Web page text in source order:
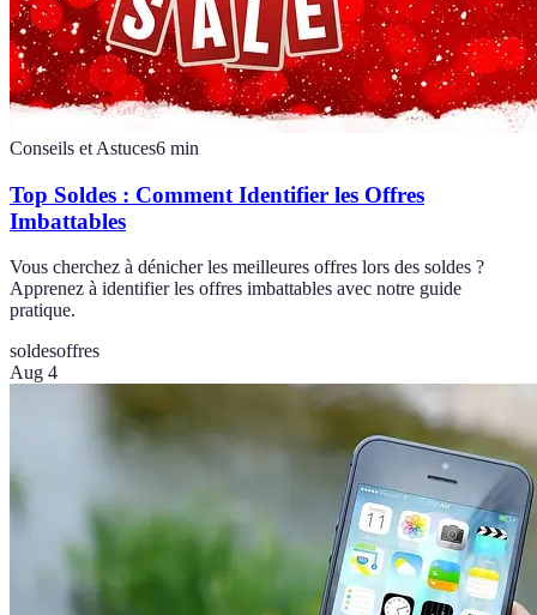
Conseils et Astuces6 min
Top Soldes : Comment Identifier les Offres
Imbattables
Vous cherchez à dénicher les meilleures offres lors des soldes ?
Apprenez à identifier les offres imbattables avec notre guide
pratique.
soldesoffres
Aug 4